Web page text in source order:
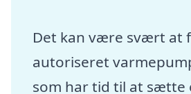
Det kan være svært at
autoriseret
som har tid til at sætte